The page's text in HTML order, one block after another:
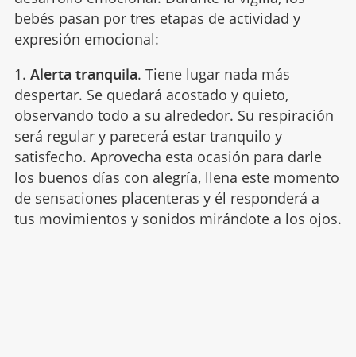
bebés pasan por tres etapas de actividad y
expresión emocional:
1. Alerta tranquila. Tiene lugar nada más
despertar. Se quedará acostado y quieto,
observando todo a su alrededor. Su respiración
será regular y parecerá estar tranquilo y
satisfecho. Aprovecha esta ocasión para darle
los buenos días con alegría, llena este momento
de sensaciones placenteras y él responderá a
tus movimientos y sonidos mirándote a los ojos.